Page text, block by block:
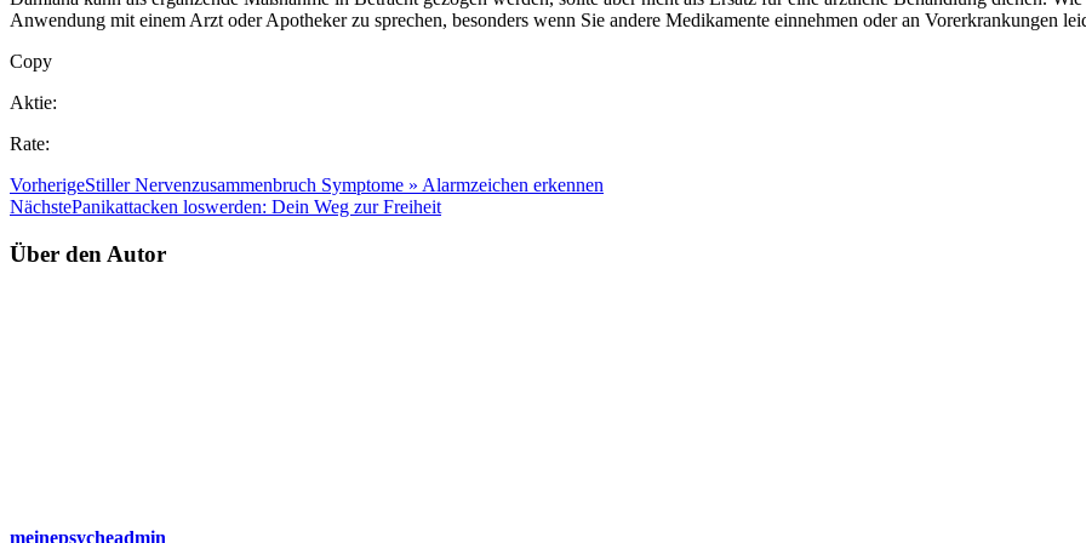
Anwendung mit einem Arzt oder Apotheker zu sprechen, besonders wenn Sie andere Medikamente einnehmen oder an Vorerkrankungen
Copy
Aktie:
Rate:
VorherigeStiller Nervenzusammenbruch Symptome » Alarmzeichen erkennen
NächstePanikattacken loswerden: Dein Weg zur Freiheit
Über den Autor
meinepsycheadmin